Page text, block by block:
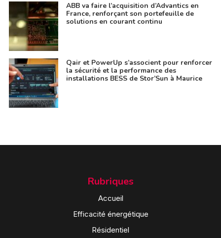
ABB va faire l’acquisition d’Advantics en
France, renforçant son portefeuille de
solutions en courant continu
Qair et PowerUp s’associent pour renforcer
la sécurité et la performance des
installations BESS de Stor’Sun à Maurice
Rubriques
Accueil
Efficacité énergétique
Résidentiel